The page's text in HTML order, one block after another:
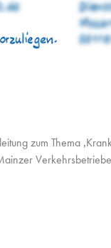
zum Thema